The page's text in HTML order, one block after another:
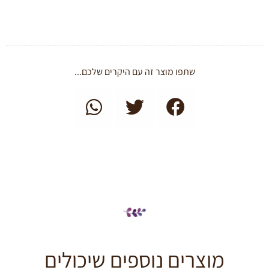
שתפו מוצר זה עם היקרים שלכם...
מוצרים נוספים שיכולים